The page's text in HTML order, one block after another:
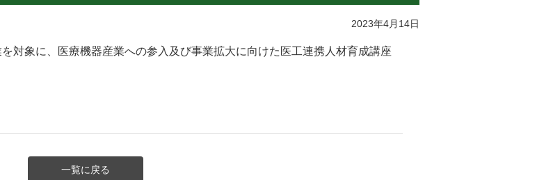
2023年4月14日
対象に、医療機器産業への参入及び事業拡大に向けた医工連携人材育成講座
一覧に戻る